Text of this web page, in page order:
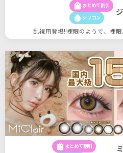
shopping_bag まとめて割引
water_drop シリコン
乱視用登場!!裸眼のようで、裸
shopping_bag まとめて割引